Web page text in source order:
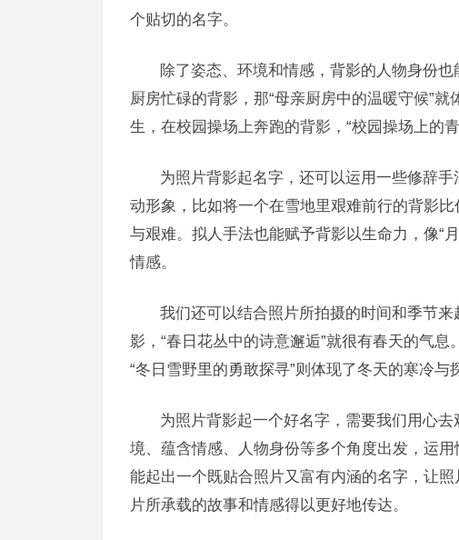
个贴切的名字。
除了姿态、环境和情感，背影的人物身份
厨房忙碌的背影，那“母亲厨房中的温暖守候”
生，在校园操场上奔跑的背影，“校园操场上的
为照片背影起名字，还可以运用一些修辞
动形象，比如将一个在雪地里艰难前行的背影
与艰难。拟人手法也能赋予背影以生命力，像“
情感。
我们还可以结合照片所拍摄的时间和季节
影，“春日花丛中的诗意邂逅”就很有春天的气
“冬日雪野里的勇敢探寻”则体现了冬天的寒冷与
为照片背影起一个好名字，需要我们用心
境、蕴含情感、人物身份等多个角度出发，运
能起出一个既贴合照片又富有内涵的名字，让
片所承载的故事和情感得以更好地传达。